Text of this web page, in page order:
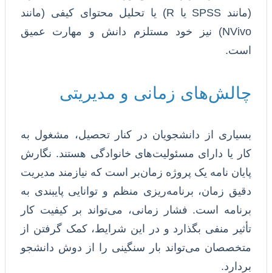
(مانند SPSS یا R) یا تحلیل محتوای کیفی (مانند
NVivo) نیز خود مستلزم دانش و مهارت عمیق
است.
چالش‌های زمانی و مدیریتی
بسیاری از دانشجویان در کنار تحصیل، مشغول به
کار یا دارای مسئولیت‌های خانوادگی هستند. نگارش
پایان نامه یک پروژه زمان‌بر است که نیازمند مدیریت
دقیق زمان، برنامه‌ریزی منظم و توانایی پایبندی به
برنامه است. فشار زمانی، می‌تواند بر کیفیت کار
تأثیر منفی بگذارد و در این شرایط، کمک گرفتن از
متخصصان می‌تواند بار سنگینی را از دوش دانشجو
بردارد.